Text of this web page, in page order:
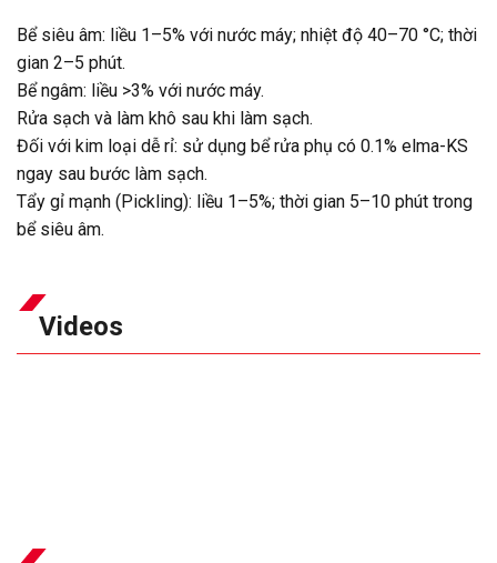
Bể siêu âm: liều 1–5% với nước máy; nhiệt độ 40–70 °C; thời
gian 2–5 phút.
Bể ngâm: liều >3% với nước máy.
Rửa sạch và làm khô sau khi làm sạch.
Đối với kim loại dễ rỉ: sử dụng bể rửa phụ có 0.1% elma-KS
ngay sau bước làm sạch.
Tẩy gỉ mạnh (Pickling): liều 1–5%; thời gian 5–10 phút trong
bể siêu âm.
Videos